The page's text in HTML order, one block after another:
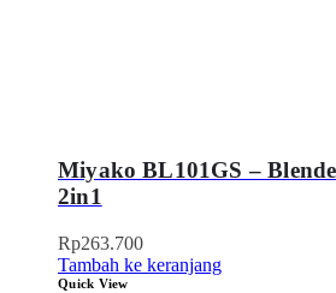
Miyako BL101GS –
2in1
Rp263.700
Tambah ke keranjang
Quick View